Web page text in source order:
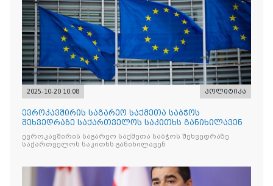
2025-10-20 10:08 პოლიტიკა
ევროკავშირის საგარეო საქმეთა საბჭოს
შეხვედრაზე საქართველოს საკითხს განიხილავენ
ევროკავშირის საგარეო საქმეთა საბჭოს შეხვედრაზე
საქართველოს საკითხს განიხილავენ